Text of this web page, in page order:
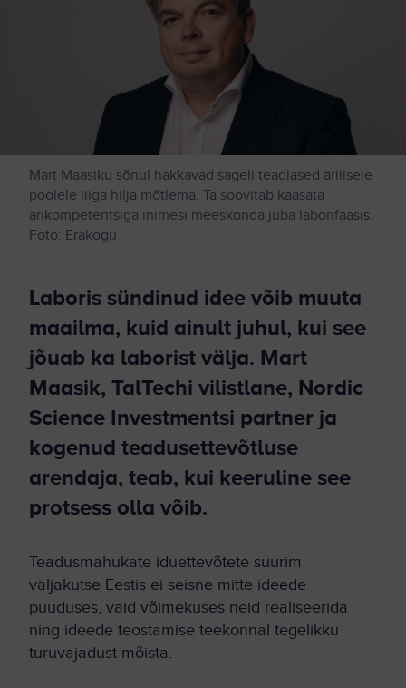
Mart Maasiku sõnul hakkavad sageli teadlased ärilisele
poolele liiga hilja mõtlema. Ta soovitab kaasata
ärikompetentsiga inimesi meeskonda juba laborifaasis.
Foto: Erakogu
Laboris sündinud idee võib muuta
maailma, kuid ainult juhul, kui see
jõuab ka laborist välja. Mart
Maasik, TalTechi vilistlane, Nordic
Science Investmentsi partner ja
kogenud teadusettevõtluse
arendaja, teab, kui keeruline see
protsess olla võib.
Teadusmahukate iduettevõtete suurim
väljakutse Eestis ei seisne mitte ideede
puuduses, vaid võimekuses neid realiseerida
ning ideede teostamise teekonnal tegelikku
turuvajadust mõista.